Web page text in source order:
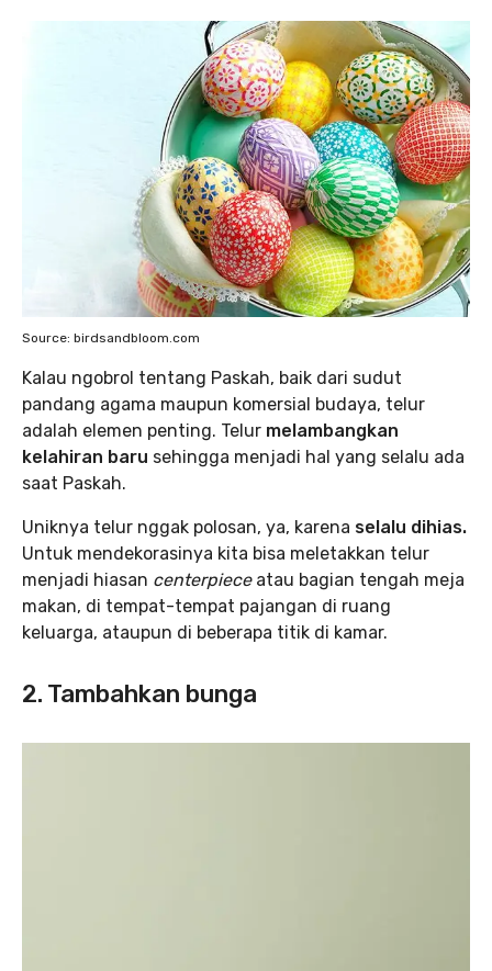
Source: birdsandbloom.com
Kalau ngobrol tentang Paskah, baik dari sudut
pandang agama maupun komersial budaya, telur
adalah elemen penting. Telur melambangkan
kelahiran baru sehingga menjadi hal yang selalu ada
saat Paskah.
Uniknya telur nggak polosan, ya, karena selalu dihias.
Untuk mendekorasinya kita bisa meletakkan telur
menjadi hiasan centerpieceatau bagian tengah meja
makan, di tempat-tempat pajangan di ruang
keluarga, ataupun di beberapa titik di kamar.
2. Tambahkan bunga